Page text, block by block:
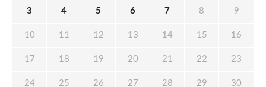
3 4 5 6 7 8 9
10 11 12 13 14 15 16
17 18 19 20 21 22 23
24 25 26 27 28 29 30